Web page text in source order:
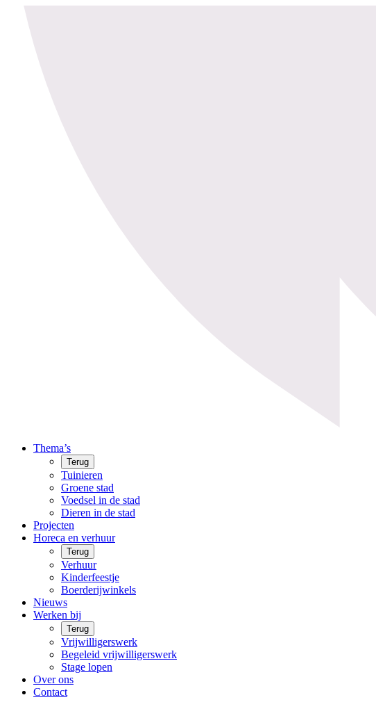
Thema’s
Terug
Tuinieren
Groene stad
Voedsel in de stad
Dieren in de stad
Projecten
Horeca en verhuur
Terug
Verhuur
Kinderfeestje
Boerderijwinkels
Nieuws
Werken bij
Terug
Vrijwilligerswerk
Begeleid vrijwilligerswerk
Stage lopen
Over ons
Contact